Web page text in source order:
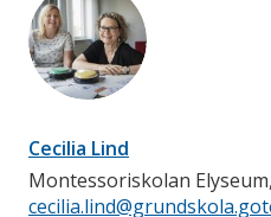
Cecilia Lind
Montessoriskolan